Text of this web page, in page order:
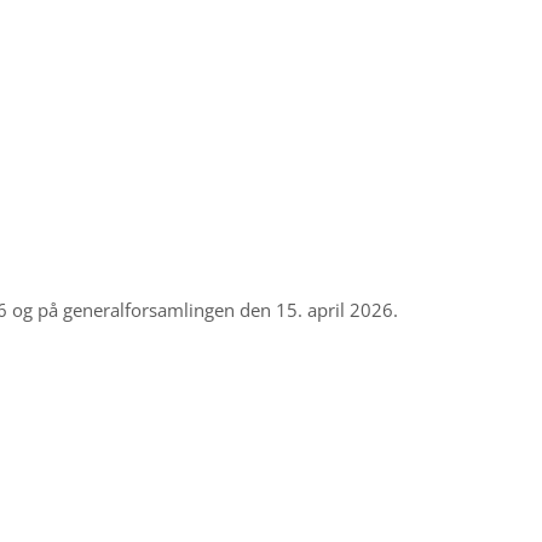
på generalforsamlingen den 15. april 2026.